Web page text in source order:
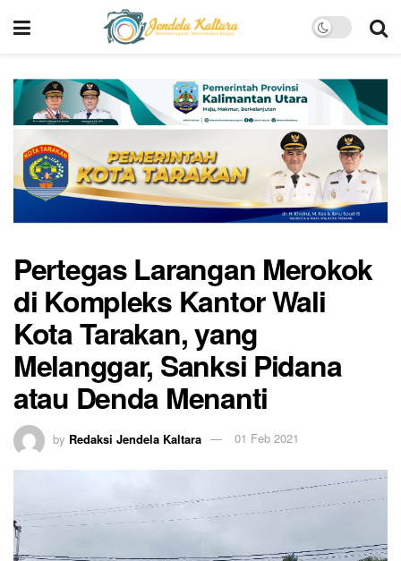
Pertegas Larangan Merokok
di Kompleks Kantor Wali
Kota Tarakan, yang
Melanggar, Sanksi Pidana
atau Denda Menanti
by Redaksi Jendela Kaltara 01 Feb 2021